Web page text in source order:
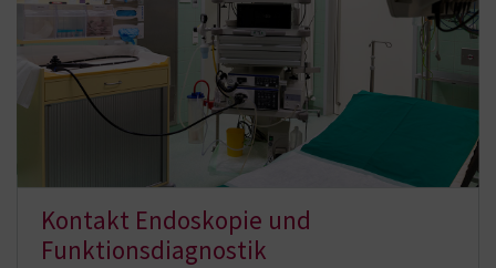
Kontakt Endoskopie und
Funktionsdiagnostik